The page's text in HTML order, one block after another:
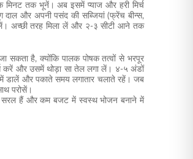
तक भूनें। अब इसमें प्याज और हरी मिर्च
और अपनी पसंद की सब्जियां (फ्रेंच बीन्स,
अच्छी तरह मिला लें और २-३ सीटी आने तक
सकता है, क्योंकि पालक पोषक तत्वों से भरपूर
करें और उसमें थोड़ा सा तेल लगा लें। ४-५ अंडों
डालें और पकाते समय लगातार चलाते रहें। जब
परोसें।
सरल हैं और कम बजट में स्वस्थ भोजन बनाने में